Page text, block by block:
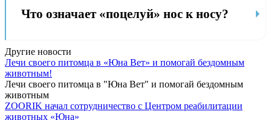
Что означает «поцелуй» нос к носу?
Другие новости
Лечи своего питомца в «Юна Вет» и помогай бездомным
животным!
Лечи своего питомца в "Юна Вет" и помогай бездомным
животным
ZOORIK начал сотрудничество с Центром реабилитации
животных «Юна»